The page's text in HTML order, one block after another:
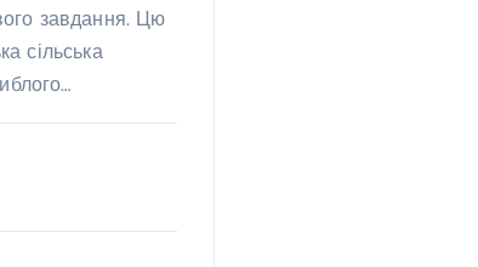
завдання. Цю
сільська